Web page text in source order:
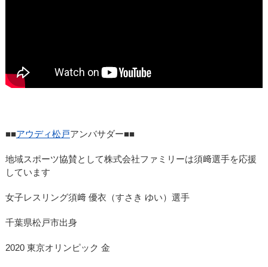
■■アウディ松戸アンバサダー■■
地域スポーツ協賛として株式会社ファミリーは須﨑選手を応援
しています
女子レスリング須﨑 優衣（すさき ゆい）選手
千葉県松戸市出身
2020 東京オリンピック 金